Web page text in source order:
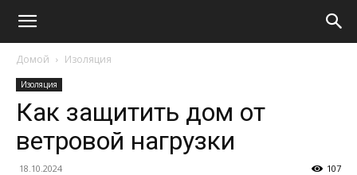
Домой Изоляция
Изоляция
Как защитить дом от
ветровой нагрузки
18.10.2024 107